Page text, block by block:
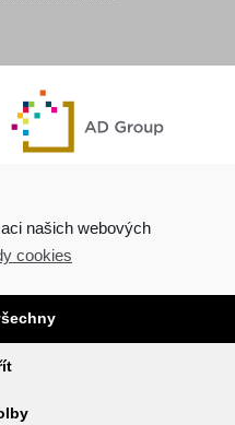
|Ochrana osobních údajů|
KONTAKTY
našich webových
cookies